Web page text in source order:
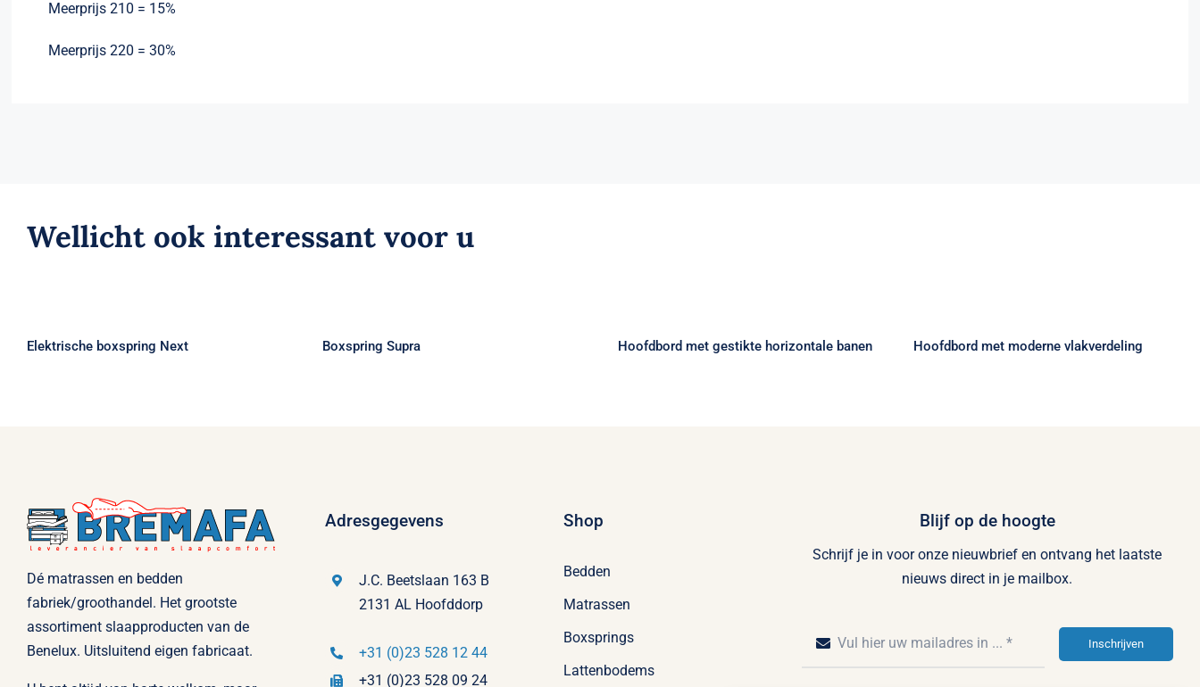
Meerprijs 210 = 15%
Meerprijs 220 = 30%
Wellicht ook interessant voor u
Elektrische boxspring Next Boxspring Supra Hoofdbord met gestikte horizontale banen Hoofdbord met moderne vlakverdeling
Dé matrassen en bedden
fabriek/groothandel. Het grootste
assortiment slaapproducten van de
Benelux. Uitsluitend eigen fabricaat.
Adresgegevens
J.C. Beetslaan 163 B
2131 AL Hoofddorp
+31 (0)23 528 12 44
+31 (0)23 528 09 24
Shop
Bedden
Matrassen
Boxsprings
Lattenbodems
Blijf op de hoogte
Schrijf je in voor onze nieuwbrief en ontvang het laatste
nieuws direct in je mailbox.
Inschrijven